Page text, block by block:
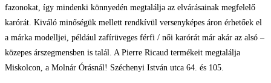
fazonokat, így mindenki könnyedén megtalálja az elvárásainak megfelelő
karórát. Kiváló minőségük mellett rendkívül versenyképes áron érhetőek el
a márka modelljei, például zafírüveges férfi / női karórát már akár az alsó –
közepes árszegmensben is talál. A Pierre Ricaud termékeit megtalálja
Miskolcon, a Molnár Órásnál! Széchenyi István utca 64. és 105.